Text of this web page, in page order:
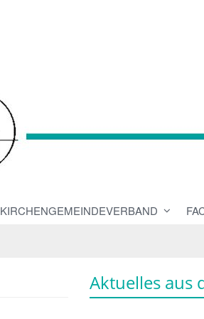
KIRCHENGEMEINDEVERBAND
Aktuelles aus